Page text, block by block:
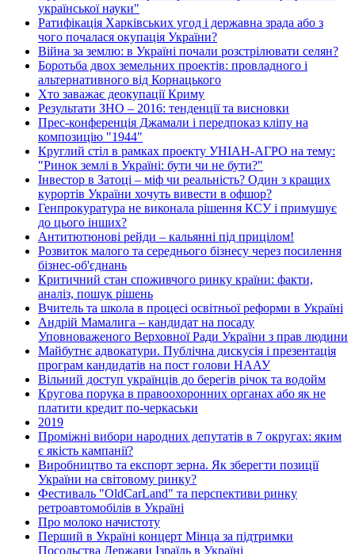
української науки"
Ратифікація Харківських угод і державна зрада або з
чого почалася окупація України?
Війна за землю: в Україні почали розстрілювати селян?
Боротьба двох земельних проектів: провладного і
альтернативного від Корнацького
Хто заважає деокупації Криму
Результати ЗНО – 2016: тенденції та висновки
Прес-конференція Джамали і передпоказ кліпу на
композицію "1944"
Круглий стіл в рамках проекту УНІАН-АГРО на тему:
"Ринок землі в Україні: бути чи не бути?"
Інвестор в Затоці – міф чи реальність? Один з кращих
курортів України хочуть вивести в офшор?
Генпрокуратура не виконала рішення КСУ і примушує
до цього інших?
Антитютюнові рейди – кальянні під прицілом!
Розвиток малого та середнього бізнесу через посилення
бізнес-об'єднань
Критичний стан споживчого ринку країни: факти,
аналіз, пошук рішень
Вчитель та школа в процесі освітньої реформи в Україні
Андрій Мамалига – кандидат на посаду
Уповноваженого Верховної Ради України з прав людини
Майбутнє адвокатури. Публічна дискусія і презентація
програм кандидатів на пост голови НААУ
Вільний доступ українців до берегів річок та водойм
Кругова порука в правоохоронних органах або як не
платити кредит по-черкаськи
2019
Проміжні вибори народних депутатів в 7 округах: яким
є якість кампанії?
Виробництво та експорт зерна. Як зберегти позиції
України на світовому ринку?
Фестиваль "OldCarLand" та перспективи ринку
ретроавтомобілів в Україні
Про молоко начистоту
Перший в Україні концерт Мінца за підтримки
Посольства Держави Ізраїль в Україні